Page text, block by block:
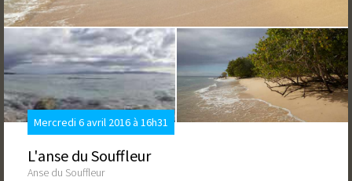
Mercredi 6 avril 2016 à 16h31
L'anse du Souffleur
Anse du Souffleur